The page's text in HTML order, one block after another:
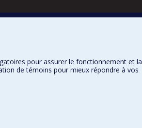
pour assurer le fonctionnement et la
de témoins pour mieux répondre à vos